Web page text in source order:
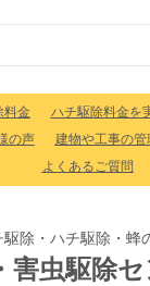
料金 ハチ駆除料金を
の声
建物や工事の管
よくあるご質問
除・ハチ駆除・蜂
害虫駆除